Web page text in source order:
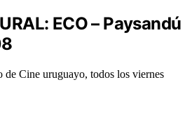
ECO – Paysandú
Cine uruguayo, todos los viernes